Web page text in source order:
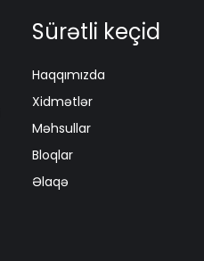
Sürətli keçid
Haqqımızda
Xidmətlər
Məhsullar
Bloqlar
Əlaqə